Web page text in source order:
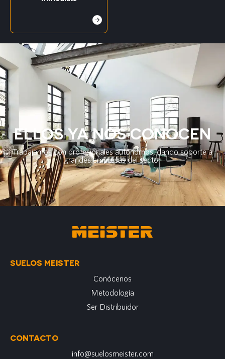
ELLOS YA NOS CONOCEN
Trabajamos con profesionales autónomos, dando soporte a
grandes empresas del sector
SUELOS MEISTER
Conócenos
Metodología
Ser Distribuidor
CONTACTO
info@suelosmeister.com